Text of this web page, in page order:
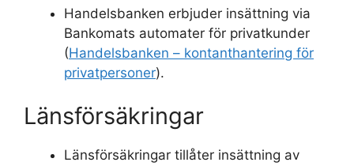
Handelsbanken erbjuder insättning via
Bankomats automater för privatkunder
(Handelsbanken – kontanthantering för
privatpersoner).
Länsförsäkringar
Länsförsäkringar tillåter insättning av